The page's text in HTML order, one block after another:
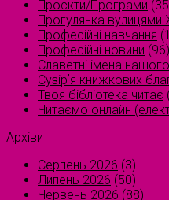
Проєкти/Програми
Прогулянка
Професійні навчання
Професійні новини (96)
Славетні імена
Сузірʼя книжкових
Твоя бібліотека читає
Читаємо онлайн
Архіви
Серпень 2026 (3)
Липень 2026 (50)
Червень 2026 (88)